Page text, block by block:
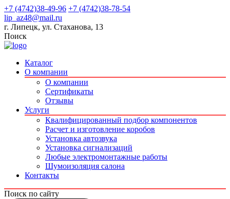
+7 (4742)38-49-96 +7 (4742)38-78-54
lip_az48@mail.ru
г. Липецк, ул. Стаханова, 13
Поиск
Каталог
О компании
О компании
Сертификаты
Отзывы
Услуги
Квалифицированный подбор компонентов
Расчет и изготовление коробов
Установка автозвука
Установка сигнализаций
Любые электромонтажные работы
Шумоизоляция салона
Контакты
Поиск по сайту